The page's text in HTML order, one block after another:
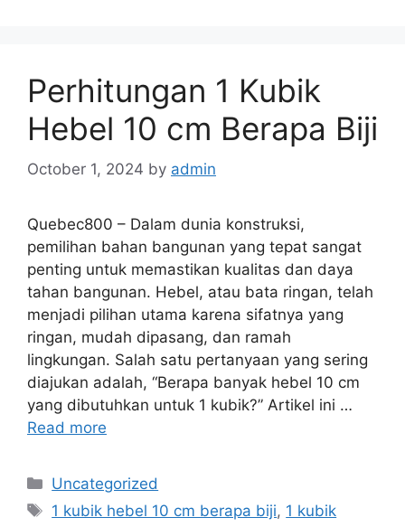
Perhitungan 1 Kubik
Hebel 10 cm Berapa Biji
October 1, 2024 by admin
Quebec800 – Dalam dunia konstruksi,
pemilihan bahan bangunan yang tepat sangat
penting untuk memastikan kualitas dan daya
tahan bangunan. Hebel, atau bata ringan, telah
menjadi pilihan utama karena sifatnya yang
ringan, mudah dipasang, dan ramah
lingkungan. Salah satu pertanyaan yang sering
diajukan adalah, “Berapa banyak hebel 10 cm
yang dibutuhkan untuk 1 kubik?” Artikel ini …
Read more
Categories
Uncategorized
Tags
1 kubik hebel 10 cm berapa biji, 1 kubik